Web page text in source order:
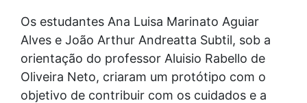
Os estudantes Ana Luisa Marinato Aguiar
Alves e João Arthur Andreatta Subtil, sob a
orientação do professor Aluisio Rabello de
Oliveira Neto, criaram um protótipo com o
objetivo de contribuir com os cuidados e a